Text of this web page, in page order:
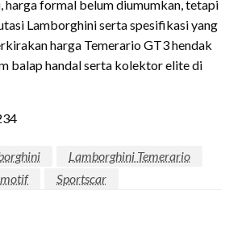
harga formal belum diumumkan, tetapi
Lamborghini serta spesifikasi yang
harga Temerario GT3 hendak
balap handal serta kolektor elite di
Lamborghini Temerario
Sportscar